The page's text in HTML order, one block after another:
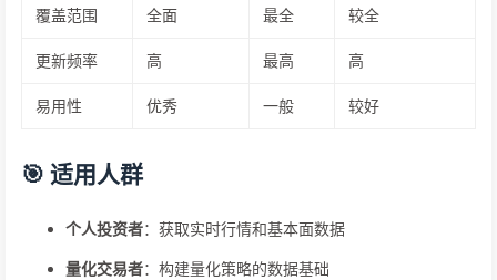
覆盖范围 全面 最全 较全
更新频率 高 最高 高
易用性 优秀 一般 较好
🎯 适用人群
个人投资者：获取实时行情和基本面数据
量化交易者：构建量化策略的数据基础